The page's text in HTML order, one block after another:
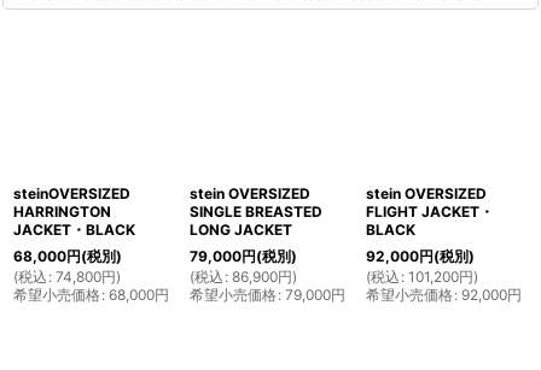
steinOVERSIZED
HARRINGTON
JACKET・BLACK
68,000円(税別)
(税込 : 74,800円)
希望小売価格: 68,000円
stein OVERSIZED
SINGLE BREASTED
LONG JACKET
79,000円(税別)
(税込 : 86,900円)
希望小売価格: 79,000円
stein OVERSIZED
FLIGHT JACKET・
BLACK
92,000円(税別)
(税込 : 101,200円)
希望小売価格: 92,000円